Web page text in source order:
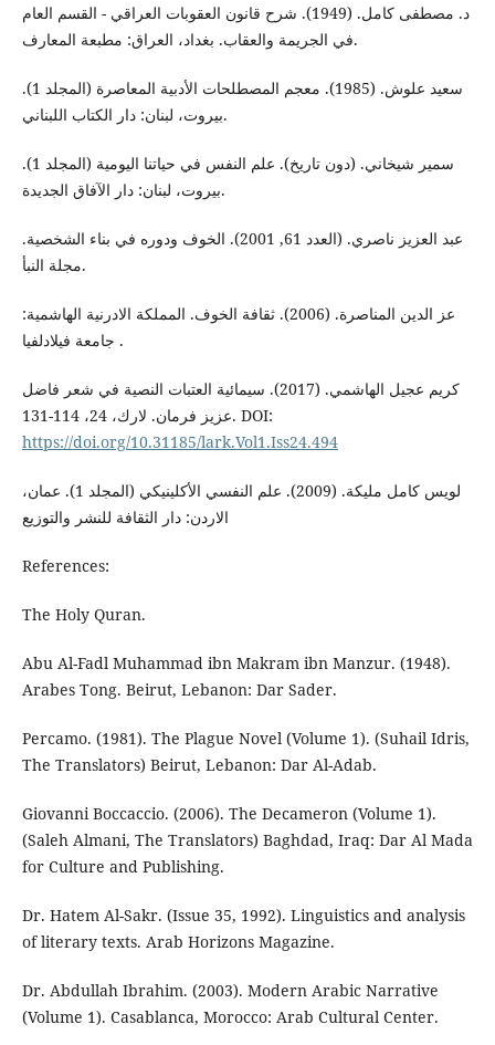
د. مصطفى كامل. (1949). شرح قانون العقوبات العراقي - القسم العام
في الجريمة والعقاب. بغداد، العراق: مطبعة المعارف.
سعيد علوش. (1985). معجم المصطلحات الأدبية المعاصرة (المجلد 1).
بيروت، لبنان: دار الكتاب اللبناني.
سمير شيخاني. (دون تاريخ). علم النفس في حياتنا اليومية (المجلد 1).
بيروت، لبنان: دار الآفاق الجديدة.
عبد العزيز ناصري. (العدد 61, 2001). الخوف ودوره في بناء الشخصية.
مجلة النبأ.
عز الدين المناصرة. (2006). ثقافة الخوف. المملكة الادرنية الهاشمية:
جامعة فيلادلفيا .
كريم عجيل الهاشمي. (2017). سيمائية العتبات النصية في شعر فاضل
عزيز فرمان. لارك، 24، 114-131. DOI:
https://doi.org/10.31185/lark.Vol1.Iss24.494
لويس كامل مليكة. (2009). علم النفسي الأكلينيكي (المجلد 1). عمان،
الاردن: دار الثقافة للنشر والتوزيع
References:
The Holy Quran.
Abu Al-Fadl Muhammad ibn Makram ibn Manzur. (1948).
Arabes Tong. Beirut, Lebanon: Dar Sader.
Percamo. (1981). The Plague Novel (Volume 1). (Suhail Idris,
The Translators) Beirut, Lebanon: Dar Al-Adab.
Giovanni Boccaccio. (2006). The Decameron (Volume 1).
(Saleh Almani, The Translators) Baghdad, Iraq: Dar Al Mada
for Culture and Publishing.
Dr. Hatem Al-Sakr. (Issue 35, 1992). Linguistics and analysis
of literary texts. Arab Horizons Magazine.
Dr. Abdullah Ibrahim. (2003). Modern Arabic Narrative
(Volume 1). Casablanca, Morocco: Arab Cultural Center.